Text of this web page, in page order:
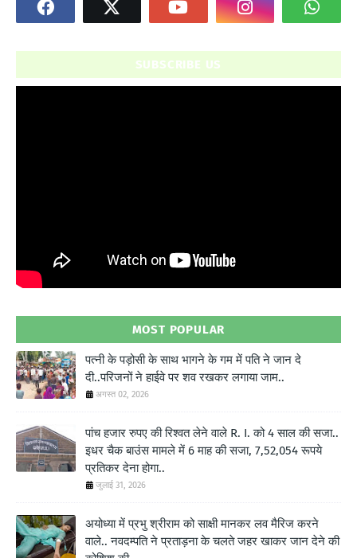
SUBSCRIBE US
MOST POPULAR
पत्नी के पड़ोसी के साथ भागने के गम में पति ने जान दे
दी..परिजनों ने हाईवे पर शव रखकर लगाया जाम..
अगस्त 02, 2026
पांच हजार रुपए की रिश्वत लेने वाले R. I. को 4 साल की सजा..
इधर चैक बाउंस मामले में 6 माह की सजा, 7,52,054 रूपये
प्रतिकर देना होगा..
जुलाई 31, 2026
अयोध्या में प्रभु श्रीराम को साक्षी मानकर लव मैरिज करने
वाले.. नवदम्पति ने प्रताड़ना के चलते जहर खाकर जान देने की